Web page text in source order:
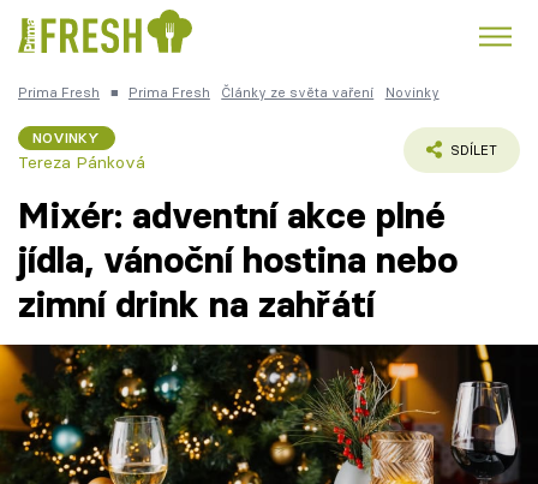
Česká kuchyně
Témata
Recepty
Články
Prima Fresh ■ Prima Fresh Články ze světa vaření Novinky
NOVINKY
Tereza Pánková
SDÍLET
Mixér: adventní akce plné
jídla, vánoční hostina nebo
zimní drink na zahřátí